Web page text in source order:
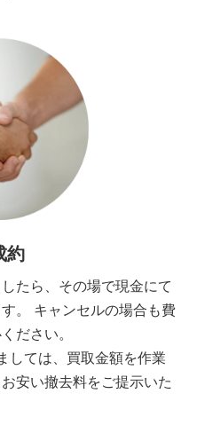
約
たら、その場で現金にて
。 キャンセルの場合も費
ださい。
しては、買取金額を作業
安い撤去料をご提示いた